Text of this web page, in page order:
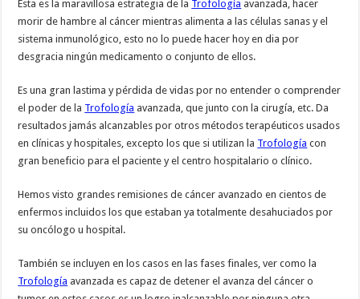
Esta es la maravillosa estrategia de la Trofología avanzada, hacer
morir de hambre al cáncer mientras alimenta a las células sanas y el
sistema inmunológico, esto no lo puede hacer hoy en dia por
desgracia ningún medicamento o conjunto de ellos.
Es una gran lastima y pérdida de vidas por no entender o comprender
el poder de la Trofología avanzada, que junto con la cirugía, etc. Da
resultados jamás alcanzables por otros métodos terapéuticos usados
en clínicas y hospitales, excepto los que si utilizan la Trofología con
gran beneficio para el paciente y el centro hospitalario o clínico.
Hemos visto grandes remisiones de cáncer avanzado en cientos de
enfermos incluidos los que estaban ya totalmente desahuciados por
su oncólogo u hospital.
También se incluyen en los casos en las fases finales, ver como la
Trofología avanzada es capaz de detener el avanza del cáncer o